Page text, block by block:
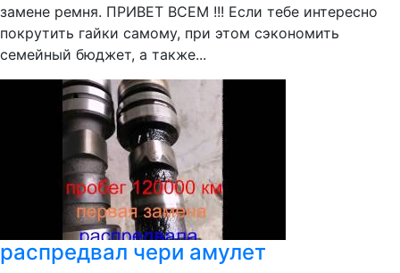
замене ремня. ПРИВЕТ ВСЕМ !!! Если тебе интересно
покрутить гайки самому, при этом сэкономить
семейный бюджет, а также...
распредвал чери амулет